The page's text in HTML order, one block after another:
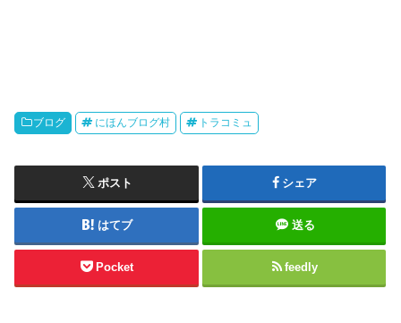
ブログ にほんブログ村 トラコミュ
ポスト シェア
はてブ 送る
Pocket feedly